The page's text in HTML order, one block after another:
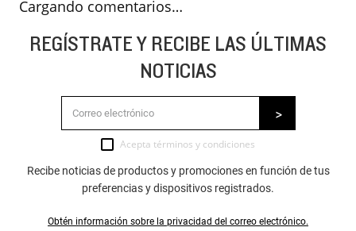
Cargando comentarios…
REGÍSTRATE Y RECIBE LAS ÚLTIMAS
NOTICIAS
Acepta términos y condiciones
Recibe noticias de productos y promociones en función de tus
preferencias y dispositivos registrados.
Obtén información sobre la privacidad del correo electrónico.